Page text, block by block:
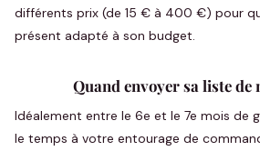
différents prix (de 15 € à 400 €) pour
présent adapté à son budget.
Quand envoyer sa liste de
Idéalement entre le 6e et le 7e mois de
le temps à votre entourage de